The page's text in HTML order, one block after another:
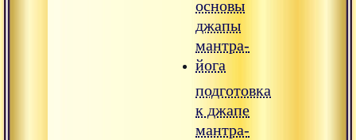
основы
джапы
мантра-
йога
подготовка
к джапе
мантра-